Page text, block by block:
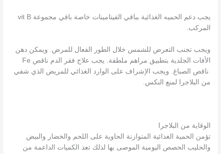
يجب دعم الحميه الغذائية بباقي الفيتامينات خاصة باقي مجموعة vit B
المركب.
ويجب تجنب التعرض للشمس خلال الطور الفعال للمرض. ويمكن دهن
الأفات الجلدية بتطبيق مراهم ملطفة. يجب علاج فقر الدم ناقص Fe
ناقص الصباغ. ويجب الإشراف على الوارد الغذائي للمريض الذي شفي
من البلاجرا لمنع النكس.
الوقاية من البلاجرا
تؤمن الحمية الغذائية المتوازنة الحاوية على اللحم والخضار والبيض
والحليب الحصص اليومية الموصى بها لذلك تعد الكميات الداعمة من